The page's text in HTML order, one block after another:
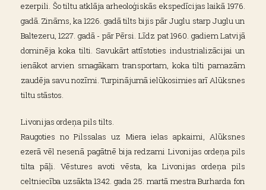
ezerpili. Šo tiltu atklāja arheoloģiskās ekspedīcijas laikā 1976.
gadā. Zināms, ka 1226. gadā tilts bijis pār Juglu starp Juglu un
Baltezeru, 1227. gadā - pār Pērsi. Līdz pat 1960. gadiem Latvijā
dominēja koka tilti. Savukārt attīstoties industrializācijai un
ienākot arvien smagākam transportam, koka tilti pamazām
zaudēja savu nozīmi. Turpinājumā ielūkosimies arī Alūksnes
tiltu stāstos.
Livonijas ordeņa pils tilts.
Raugoties no Pilssalas uz Miera ielas apkaimi, Alūksnes
ezerā vēl nesenā pagātnē bija redzami Livonijas ordeņa pils
tilta pāļi. Vēstures avoti vēsta, ka Livonijas ordeņa pils
celtniecība uzsākta 1342. gada 25. martā mestra Burharda fon